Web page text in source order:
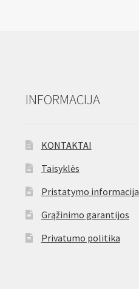
INFORMACIJA
KONTAKTAI
Taisyklės
Pristatymo informacija
Grąžinimo garantijos
Privatumo politika